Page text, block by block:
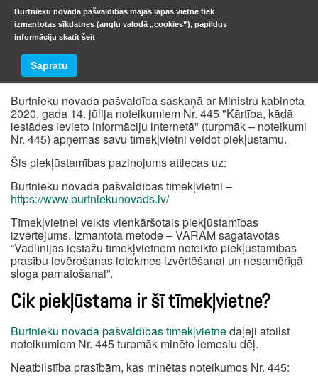
Piekļūstamības paziņojums
Burtnieku novada pašvaldība saskaņā ar Ministru kabineta
2020. gada 14. jūlija noteikumiem Nr. 445 "Kārtība, kādā
iestādes ievieto informāciju internetā" (turpmāk – noteikumi
Nr. 445) apņemas savu tīmekļvietni veidot piekļūstamu.
Šis piekļūstamības paziņojums attiecas uz:
Burtnieku novada pašvaldības tīmekļvietni –
https://www.burtniekunovads.lv/
Tīmekļvietnei veikts vienkāršotais piekļūstamības
izvērtējums. Izmantotā metode – VARAM sagatavotās
“Vadlīnijas iestāžu tīmekļvietnēm noteikto piekļūstamības
prasību ievērošanas ietekmes izvērtēšanai un nesamērīgā
sloga pamatošanai”.
Cik piekļūstama ir šī tīmekļvietne?
Burtnieku novada pašvaldības tīmekļvietnedaļēji atbilst
noteikumiem Nr. 445 turpmāk minēto iemeslu dēļ.
Neatbilstība prasībām, kas minētas noteikumos Nr. 445:
Burtnieku novada pašvaldības mājas lapas vietnē tiek
izmantotas sīkdatnes (angļu valodā „cookies”), papildus
informāciju skatīt šeit
Sapratu